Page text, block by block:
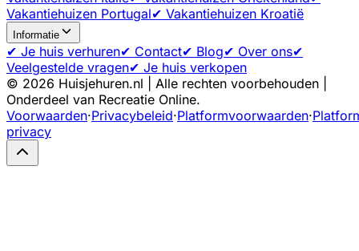
Vakantiehuizen Portugal✔ Vakantiehuizen Kroatië
Informatie
✔ Je huis verhuren✔ Contact✔ Blog✔ Over ons✔
Veelgestelde vragen✔ Je huis verkopen
© 2026 Huisjehuren.nl | Alle rechten voorbehouden |
Onderdeel van Recreatie Online.
Voorwaarden·Privacybeleid·Platformvoorwaarden·
privacy